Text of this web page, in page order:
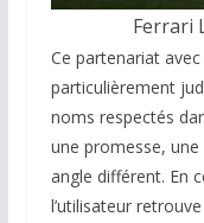
Ferrari
Ce partenariat
particulièrement
noms respectés
une promesse, une
angle différent. En
l’utilisateur